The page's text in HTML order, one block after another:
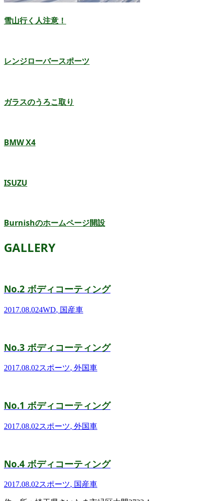
雪山行く人注意！
レンジローバースポーツ
ガラスのうろこ取り
BMW X4
ISUZU
Burnishのホームページ開設
GALLERY
No.2 ボディコーティング
2017.08.024WD, 国産車
No.3 ボディコーティング
2017.08.02スポーツ, 外国車
No.1 ボディコーティング
2017.08.02スポーツ, 外国車
No.4 ボディコーティング
2017.08.02スポーツ, 国産車